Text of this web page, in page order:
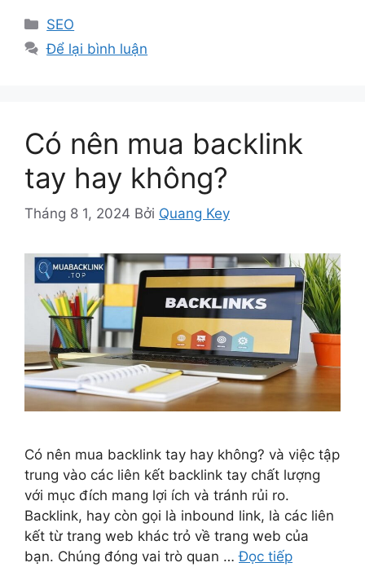
Danh
mục
SEO
Để lại bình luận
Có nên mua backlink
tay hay không?
Tháng 8 1, 2024 Bởi Quang Key
Có nên mua backlink tay hay không? và việc tập
trung vào các liên kết backlink tay chất lượng
với mục đích mang lợi ích và tránh rủi ro.
Backlink, hay còn gọi là inbound link, là các liên
kết từ trang web khác trỏ về trang web của
bạn. Chúng đóng vai trò quan …Đọc tiếp